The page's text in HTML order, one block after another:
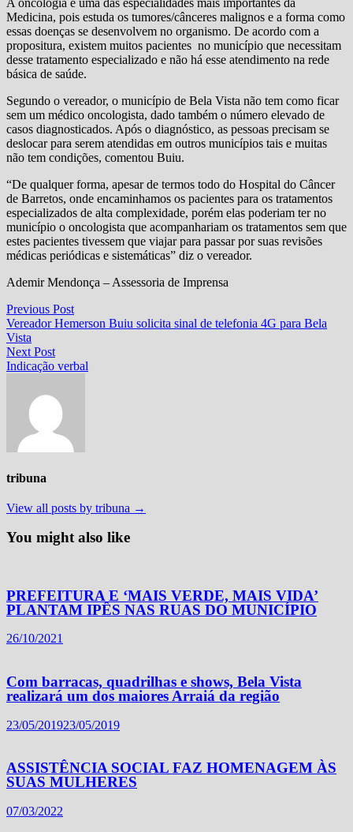
Medicina, pois estuda os tumores/cânceres malignos e a forma como
essas doenças se desenvolvem no organismo. De acordo com a
propositura, existem muitos pacientes no município que necessitam
desse tratamento especializado e não há esse atendimento na rede
básica de saúde.
Segundo o vereador, o município de Bela Vista não tem como ficar
sem um médico oncologista, dado também o número elevado de
casos diagnosticados. Após o diagnóstico, as pessoas precisam se
deslocar para serem atendidas em outros municípios tais e muitas
não tem condições, comentou Buiu.
“De qualquer forma, apesar de termos todo do Hospital do Câncer
de Barretos, onde encaminhamos os pacientes para os tratamentos
especializados de alta complexidade, porém elas poderiam ter no
município o oncologista que acompanhariam os tratamentos sem que
estes pacientes tivessem que viajar para passar por suas revisões
médicas periódicas e sistemáticas” diz o vereador.
Ademir Mendonça – Assessoria de Imprensa
Navegação
de
Post
Previous PostPrevious
post:
Vereador Hemerson Buiu solicita sinal de telefonia 4G para Bela
Vista
Next PostNext
post:
Indicação verbal
tribuna
View all posts by tribuna →
You might also like
PREFEITURA E ‘MAIS VERDE, MAIS VIDA’
PLANTAM IPÊS NAS RUAS DO MUNICÍPIO
26/10/2021
Com barracas, quadrilhas e shows, Bela Vista
realizará um dos maiores Arraiá da região
23/05/201923/05/2019
ASSISTÊNCIA SOCIAL FAZ HOMENAGEM ÀS
SUAS MULHERES
07/03/2022